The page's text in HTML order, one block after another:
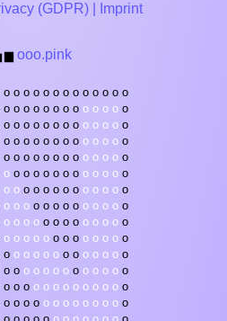
(GDPR)| Imprint
▆ ooo.pink
o o o o o o o o o o o o o
o o o o o o o o o o o o o
o o o o o o o o o o o o o
o o o o o o o o o o o o o
o o o o o o o o o o o o o
o o o o o o o o o o o o o
o o o o o o o o o o o o o
o o o o o o o o o o o o o
o o o o o o o o o o o o o
o o o o o o o o o o o o o
o o o o o o o o o o o o o
o o o o o o o o o o o o o
o o o o o o o o o o o o o
o o o o o o o o o o o o o